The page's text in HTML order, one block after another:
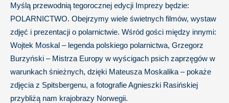
Myślą przewodnią tegorocznej edycji Imprezy będzie:
POLARNICTWO. Obejrzymy wiele świetnych filmów, wystaw
zdjęć i prezentacji o polarnictwie. Wśród gości między innymi:
Wojtek Moskal – legenda polskiego polarnictwa, Grzegorz
Burzyński – Mistrza Europy w wyścigach psich zaprzęgów w
warunkach śnieżnych, dzięki Mateusza Moskalika – pokaże
zdjęcia z Spitsbergenu, a fotografie Agnieszki Rasińskiej
przybliżą nam krajobrazy Norwegii.